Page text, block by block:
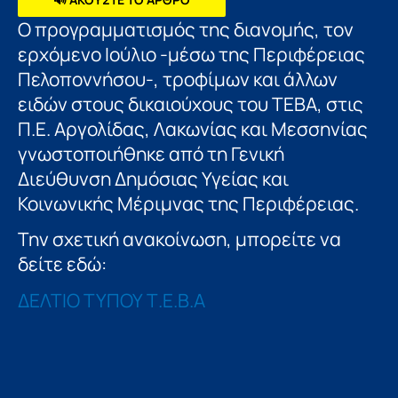
Ο προγραμματισμός της διανομής, τον
ερχόμενο Ιούλιο -μέσω της Περιφέρειας
Πελοποννήσου-, τροφίμων και άλλων
ειδών στους δικαιούχους του ΤΕΒΑ, στις
Π.Ε. Αργολίδας, Λακωνίας και Μεσσηνίας
γνωστοποιήθηκε από τη Γενική
Διεύθυνση Δημόσιας Υγείας και
Κοινωνικής Μέριμνας της Περιφέρειας.
Την σχετική ανακοίνωση, μπορείτε να
δείτε εδώ:
ΔΕΛΤΙΟ ΤΥΠΟΥ Τ.Ε.Β.Α